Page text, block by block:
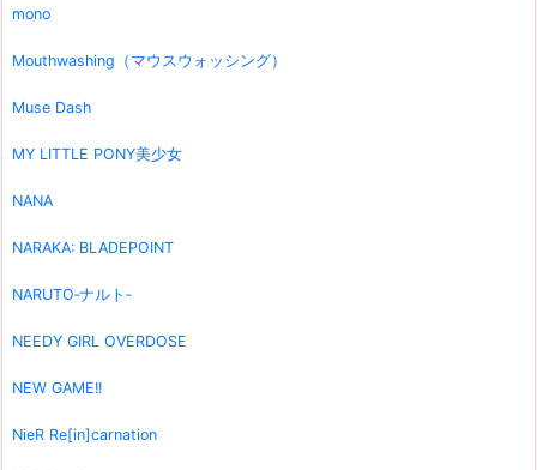
mono
Mouthwashing（マウスウォッシング）
Muse Dash
MY LITTLE PONY美少女
NANA
NARAKA: BLADEPOINT
NARUTO‐ナルト‐
NEEDY GIRL OVERDOSE
NEW GAME!!
NieR Re[in]carnation